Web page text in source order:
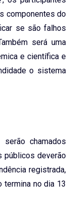
componentes do
se são falhos
será uma
e científica e
o sistema
chamados
públicos deverão
registrada,
termina no dia 13